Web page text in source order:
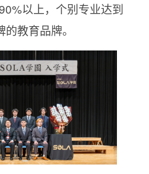
以上，个别专业达到
教育品牌。